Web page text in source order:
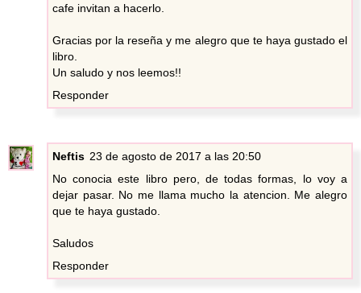
cafe invitan a hacerlo.
Gracias por la reseña y me alegro que te haya gustado el
libro.
Un saludo y nos leemos!!
Responder
Neftis 23 de agosto de 2017 a las 20:50
No conocia este libro pero, de todas formas, lo voy a
dejar pasar. No me llama mucho la atencion. Me alegro
que te haya gustado.
Saludos
Responder